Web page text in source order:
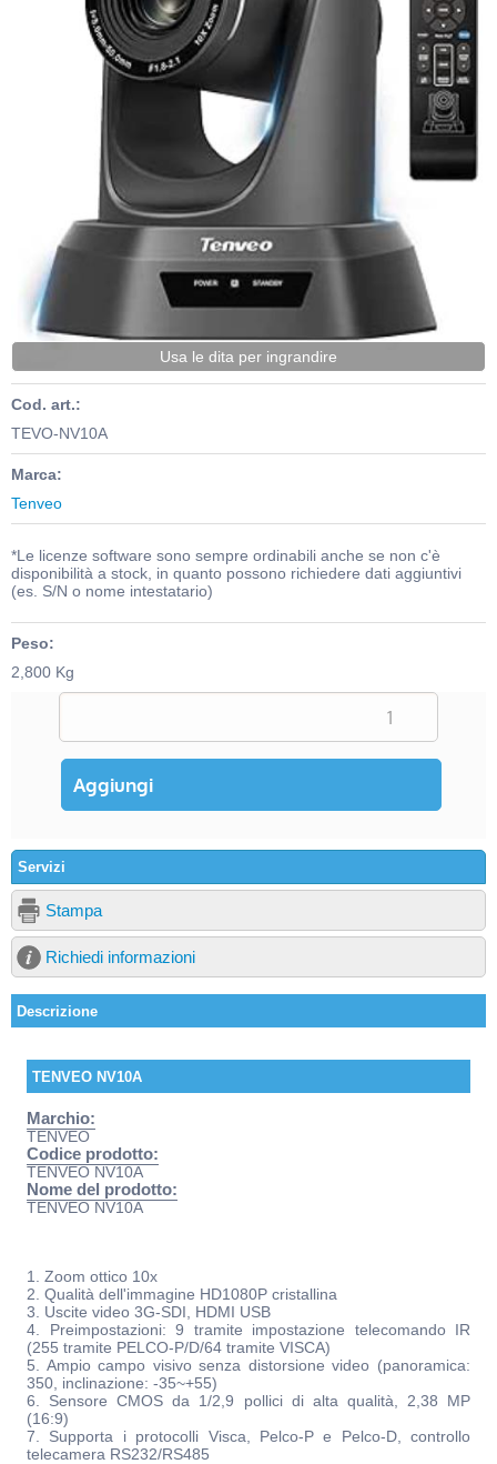
Usa le dita per ingrandire
Cod. art.:
TEVO-NV10A
Marca:
Tenveo
*Le licenze software sono sempre ordinabili anche se non c'è
disponibilità a stock, in quanto possono richiedere dati aggiuntivi
(es. S/N o nome intestatario)
Peso:
2,800 Kg
Servizi
Stampa
Richiedi informazioni
Descrizione
TENVEO NV10A
Marchio:
TENVEO
Codice prodotto:
TENVEO NV10A
Nome del prodotto:
TENVEO NV10A
1. Zoom ottico 10x
2. Qualità dell'immagine HD1080P cristallina
3. Uscite video 3G-SDI, HDMI USB
4. Preimpostazioni: 9 tramite impostazione telecomando IR
(255 tramite PELCO-P/D/64 tramite VISCA)
5. Ampio campo visivo senza distorsione video (panoramica:
350, inclinazione: -35~+55)
6. Sensore CMOS da 1/2,9 pollici di alta qualità, 2,38 MP
(16:9)
7. Supporta i protocolli Visca, Pelco-P e Pelco-D, controllo
telecamera RS232/RS485